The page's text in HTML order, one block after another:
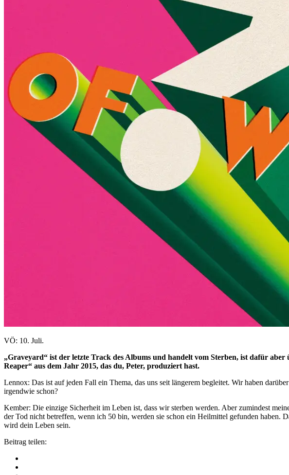
VÖ: 10. Juli.
„Graveyard“ ist der letzte Track des Albums und handelt vom Sterben, ist dafür
Reaper“ aus dem Jahr 2015, das du, Peter, produziert hast.
Lennox: Das ist auf jeden Fall ein Thema, das uns seit längerem begleitet. Wir haben
irgendwie schon?
Kember: Die einzige Sicherheit im Leben ist, dass wir sterben werden. Aber zumindest
der Tod nicht betreffen, wenn ich 50 bin, werden sie schon ein Heilmittel gefunden haben.
wird dein Leben sein.
Beitrag teilen: